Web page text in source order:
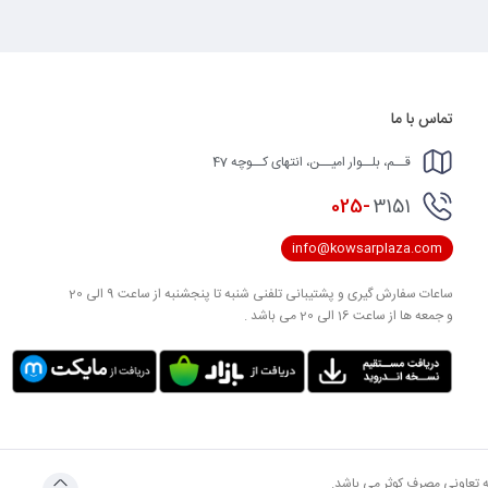
تماس با ما
قــم، بلــوار امیــن، انتهای کــوچه 47
025-3151
info@kowsarplaza.com
ساعات سفارش گیری و پشتیبانی تلفنی شنبه تا پنجشنبه از ساعت 9 الی 20
و جمعه ها از ساعت 16 الی 20 می باشد .
تعاونی مصرف کوثر می باشد.